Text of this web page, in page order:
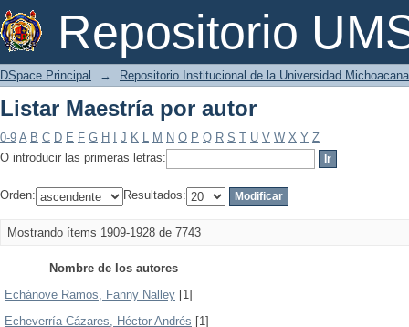
Repositorio
Listar Maestría por autor
DSpace Principal → Repositorio Institucional de la Universidad
Listar Maestría por autor
0-9 A B C D E F G H J K L M N O P Q R S T U V W X Y Z
O introducir las primeras letras:
Orden: Resultados:
Mostrando ítems 1909-1928 de 7743
Nombre de los autores
Echánove Ramos, Fanny Nalley [1]
Echeverría Cázares, Héctor Andrés [1]